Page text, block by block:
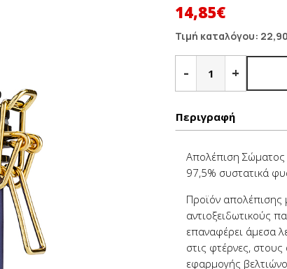
Original
price
was:
22,90€.
14,85€Η
τιμή
είναι:
14,85€.
Τιμή καταλόγου: 22,90
-
STARS
SCRUB
ποσότητα
+
Περιγραφή
Απολέπιση Σώματος
97,5% συστατικά
Προϊόν απολέπισης
αντιοξειδωτικούς
επαναφέρει άμεσα
στις φτέρνες,
εφαρμογής